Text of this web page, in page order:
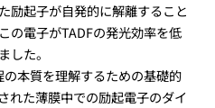
励起子が自発的に解離すること
の電子がTADFの発光効率を低
した。
本質を理解するための基礎的
れた薄膜中での励起電子のダイ